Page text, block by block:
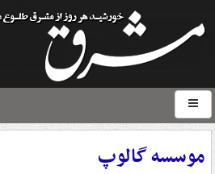
موسسه گالوپ